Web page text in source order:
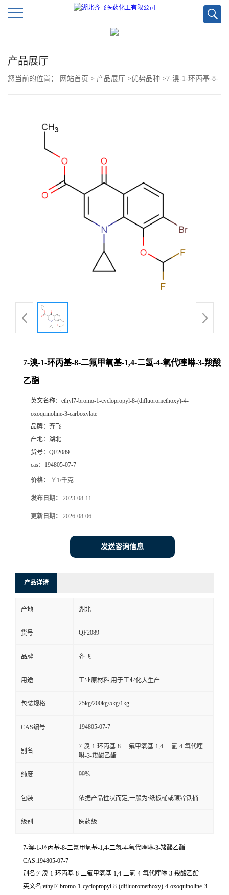
司
页
态
方
式
在
线
留
产品展厅
您当前的位置： 网站首页 > 产品展厅 >优势品种 >7-溴-1-环丙基-8-
7-溴-1-环丙基-8-二氟甲氧基-1,4-二氢-4-氧代喹啉-3-羧酸
乙酯
英文名称： ethyl7-bromo-1-cyclopropyl-8-(difluoromethoxy)-4-
oxoquinoline-3-carboxylate
品牌： 齐飞
产地： 湖北
货号： QF2089
cas： 194805-07-7
价格： ￥1/千克
发布日期： 2023-08-11
更新日期： 2026-08-06
发送咨询信息
产品详请
产地 湖北
货号 QF2089
品牌 齐飞
用途 工业原材料,用于工业化大生产
包装规格 25kg/200kg/5kg/1kg
CAS编号 194805-07-7
别名
7-溴-1-环丙基-8-二氟甲氧基-1,4-二氢-4-氧代喹
啉-3-羧酸乙酯
纯度 99%
包装 依据产品性状而定,一般为:纸板桶或镀锌铁桶
级别 医药级
7-溴-1-环丙基-8-二氟甲氧基-1,4-二氢-4-氧代喹啉-3-羧酸乙酯
CAS:194805-07-7
别名:7-溴-1-环丙基-8-二氟甲氧基-1,4-二氢-4-氧代喹啉-3-羧酸乙酯
英文名:ethyl7-bromo-1-cyclopropyl-8-(difluoromethoxy)-4-oxoquinoline-3-